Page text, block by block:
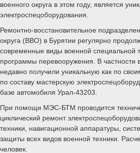
военного округа в этом году, является
электроспецоборудования.
Ремонтно-восстановительное
округа (ВВО) в Бурятии регулярно
современные виды военной специальной
программы перевооружения. В частности
недавно получили уникальную как по
по составу мастерскую
базе автомобиля Урал-43203.
При помощи МЭС-БТМ проводится
циклический ремонт
техники, навигационной аппаратуры,
защиты всех видов военной техники.
человек.